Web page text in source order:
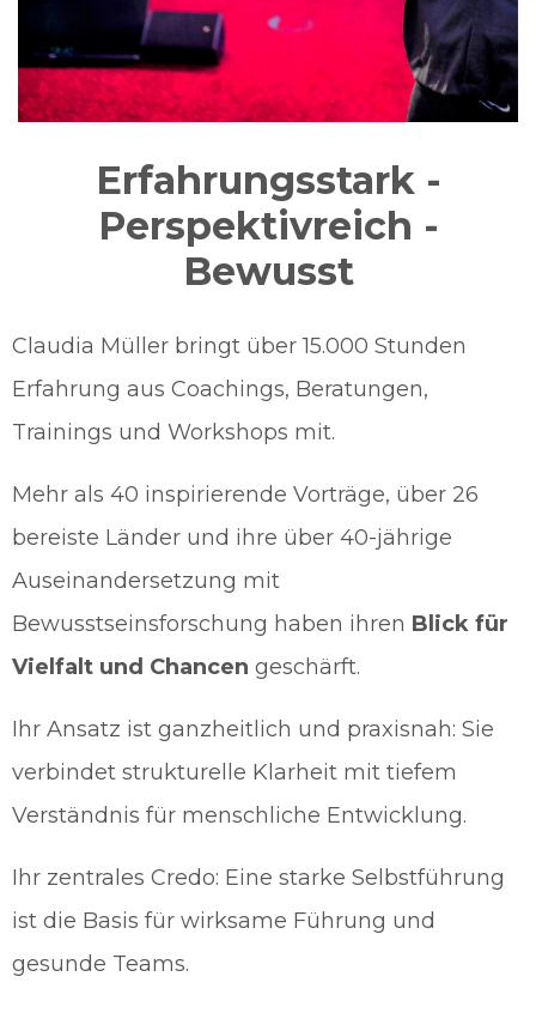
Erfahrungsstark -
Perspektivreich -
Bewusst
Claudia Müller bringt über 15.000 Stunden
Erfahrung aus Coachings, Beratungen,
Trainings und Workshops mit.
Mehr als 40 inspirierende Vorträge, über 26
bereiste Länder und ihre über 40-jährige
Auseinandersetzung mit
Bewusstseinsforschung haben ihren Blick für
Vielfalt und Chancen geschärft.
Ihr Ansatz ist ganzheitlich und praxisnah: Sie
verbindet strukturelle Klarheit mit tiefem
Verständnis für menschliche Entwicklung.
Ihr zentrales Credo: Eine starke Selbstführung
ist die Basis für wirksame Führung und
gesunde Teams.